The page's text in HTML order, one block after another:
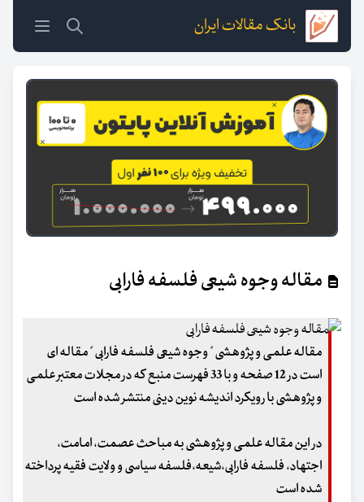
بانک مقالات ایران
مقاله وجوه شیعی فلسفه فارابی
مقاله علمی و پژوهشی "وجوه شیعی فلسفه فارابی" مقاله ای
است در 12 صفحه و با 33 فهرست منبع که در مجلات معتبر علمی
و پژوهشی با رویکرد اندیشه نوین دینی منتشر شده است
در این مقاله علمی و پژوهشی به مباحثعصمت، امامت،
اجتهاد، فلسفه فارابی،شیعه،فلسفه سیاسی و ولایت فقیهپرداخته
شده است